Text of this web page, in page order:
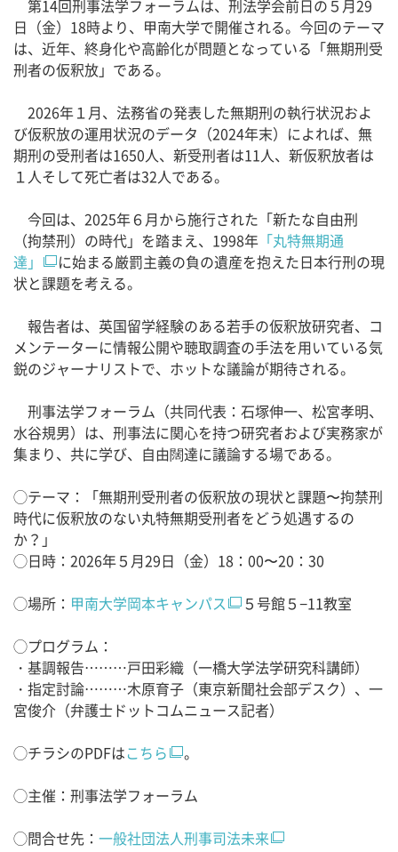
第14回刑事法学フォーラムは、刑法学会前日の５月29
日（金）18時より、甲南大学で開催される。今回のテーマ
は、近年、終身化や高齢化が問題となっている「無期刑受
刑者の仮釈放」である。
2026年１月、法務省の発表した無期刑の執行状況およ
び仮釈放の運用状況のデータ（2024年末）によれば、無
期刑の受刑者は1650人、新受刑者は11人、新仮釈放者は
１人そして死亡者は32人である。
今回は、2025年６月から施行された「新たな自由刑
（拘禁刑）の時代」を踏まえ、1998年 「丸特無期通
達」
に始まる厳罰主義の負の遺産を抱えた日本行刑の現
状と課題を考える。
報告者は、英国留学経験のある若手の仮釈放研究者、コ
メンテーターに情報公開や聴取調査の手法を用いている気
鋭のジャーナリストで、ホットな議論が期待される。
刑事法学フォーラム（共同代表：石塚伸一、松宮孝明、
水谷規男）は、刑事法に関心を持つ研究者および実務家が
集まり、共に学び、自由闊達に議論する場である。
◯テーマ：「無期刑受刑者の仮釈放の現状と課題〜拘禁刑
時代に仮釈放のない丸特無期受刑者をどう処遇するの
か？」
◯日時：2026年５月29日（金）18：00〜20：30
◯場所： 甲南大学岡本キャンパス
５号館５−11教室
◯プログラム：
・基調報告………戸田彩織（一橋大学法学研究科講師）
・指定討論………木原育子（東京新聞社会部デスク）、一
宮俊介（弁護士ドットコムニュース記者）
◯チラシのPDFはこちら
。
◯主催：刑事法学フォーラム
◯問合せ先： 一般社団法人刑事司法未来